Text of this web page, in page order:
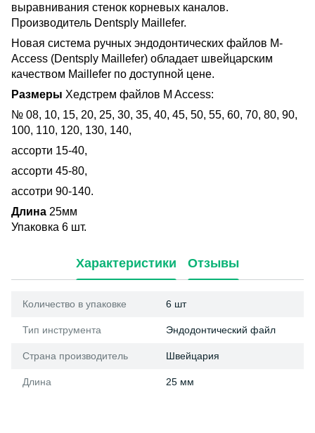
выравнивания стенок корневых каналов.
Производитель Dentsply Maillefer.
Новая система ручных эндодонтических файлов M-
Access (Dentsply Maillefer) обладает швейцарским
качеством Maillefer по доступной цене.
Размеры Хедстрем файлов M Access:
№ 08, 10, 15, 20, 25, 30, 35, 40, 45, 50, 55, 60, 70, 80, 90,
100, 110, 120, 130, 140,
ассорти 15-40,
ассорти 45-80,
ассотри 90-140.
Длина 25мм
Упаковка 6 шт.
Характеристики Отзывы
Количество в упаковке 6 шт
Тип инструмента Эндодонтический файл
Страна производитель Швейцария
Длина 25 мм